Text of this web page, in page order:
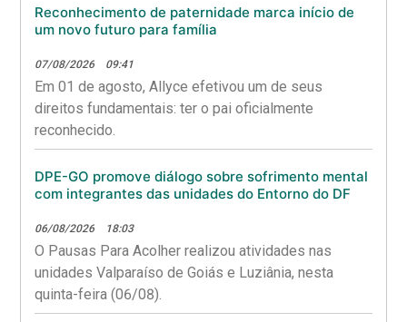
direitos.
Reconhecimento de paternidade marca início de
um novo futuro para família
07/08/2026 09:41
Em 01 de agosto, Allyce efetivou um de seus
direitos fundamentais: ter o pai oficialmente
reconhecido.
DPE-GO promove diálogo sobre sofrimento mental
com integrantes das unidades do Entorno do DF
06/08/2026 18:03
O Pausas Para Acolher realizou atividades nas
unidades Valparaíso de Goiás e Luziânia, nesta
quinta-feira (06/08).